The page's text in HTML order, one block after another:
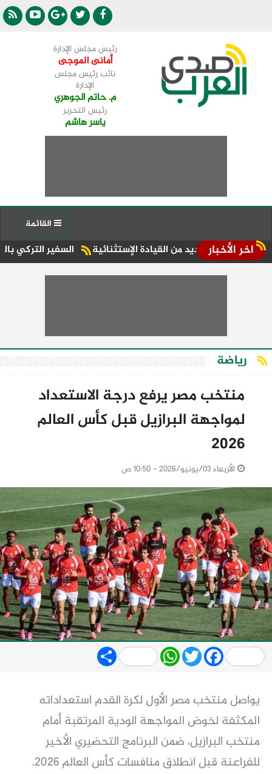
رئيس مجلس الإدارة
أمانى الموجى
نائب رئيس مجلس
الإدارة
م. حاتم الجوهري
رئيس التحرير
ياسر هاشم
اخر الأخبار السفير التركي بالقاهرة
رياضة
منتخب مصر يرفع درجة الاستعداد
لمواجهة البرازيل قبل كأس العالم
2026
الأربعاء 03/يونيو/2026 - 10:50 ص
Share WhatsApp
TwitterFacebook
يواصل منتخب مصر الأول لكرة القدم استعداداته
المكثفة لخوض المواجهة الودية المرتقبة أمام
منتخب البرازيل، ضمن البرنامج التحضيري الأخير
للفراعنة قبل انطلاق منافسات كأس العالم 2026.